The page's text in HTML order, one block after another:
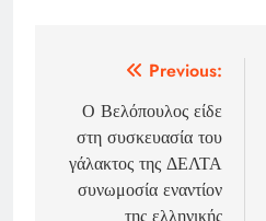
Πλοήγηση
άρθρων
Previous:
Ο Βελόπουλος είδε
στη συσκευασία του
γάλακτος της ΔΕΛΤΑ
συνωμοσία εναντίον
της ελληνικής